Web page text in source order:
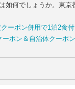
街 （東京都杉並区
最大料金】(全日)12
クレジットカード利用:
金】(全日)入庫後24
ットカード利用:不可
如何でしょうか。東
ーポン併用で1泊2食
ポン＆自治体クーポ